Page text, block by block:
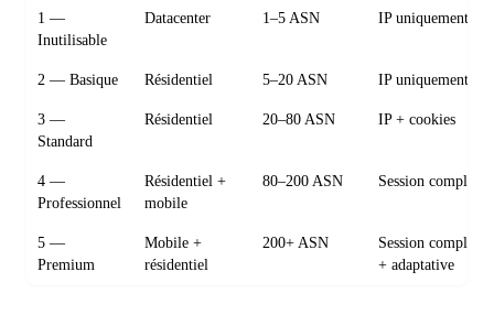
1 —
Inutilisable
Datacenter 1–5 ASN IP uniquement
2 — Basique Résidentiel 5–20 ASN IP uniquement
3 —
Standard
Résidentiel 20–80 ASN IP + cookies
4 —
Professionnel
Résidentiel +
mobile
80–200 ASN Session complète
5 —
Premium
Mobile +
résidentiel
200+ ASN
Session complète
+ adaptative